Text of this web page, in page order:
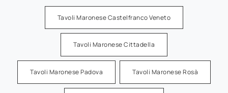
Tavoli Maronese Castelfranco Veneto
Tavoli Maronese Cittadella
Tavoli Maronese Padova Tavoli Maronese Rosà